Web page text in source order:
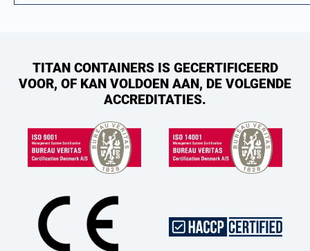
TITAN CONTAINERS IS GECERTIFICEERD
VOOR, OF KAN VOLDOEN AAN, DE VOLGENDE
ACCREDITATIES.